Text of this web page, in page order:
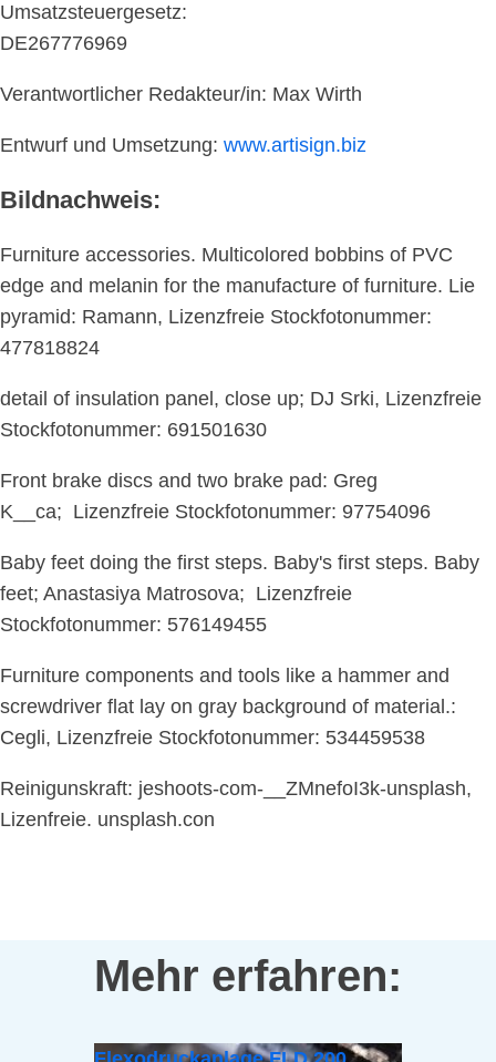
Umsatzsteuergesetz:
DE267776969
Verantwortlicher Redakteur/in: Max Wirth
Entwurf und Umsetzung: www.artisign.biz
Bildnachweis:
Furniture accessories. Multicolored bobbins of PVC
edge and melanin for the manufacture of furniture. Lie
pyramid: Ramann, Lizenzfreie Stockfotonummer:
477818824
detail of insulation panel, close up; DJ Srki, Lizenzfreie
Stockfotonummer: 691501630
Front brake discs and two brake pad: Greg
K__ca; Lizenzfreie Stockfotonummer: 97754096
Baby feet doing the first steps. Baby's first steps. Baby
feet; Anastasiya Matrosova; Lizenzfreie
Stockfotonummer: 576149455
Furniture components and tools like a hammer and
screwdriver flat lay on gray background of material.:
Cegli, Lizenzfreie Stockfotonummer: 534459538
Reinigunskraft: jeshoots-com-__ZMnefoI3k-unsplash,
Lizenfreie. unsplash.con
Mehr erfahren: